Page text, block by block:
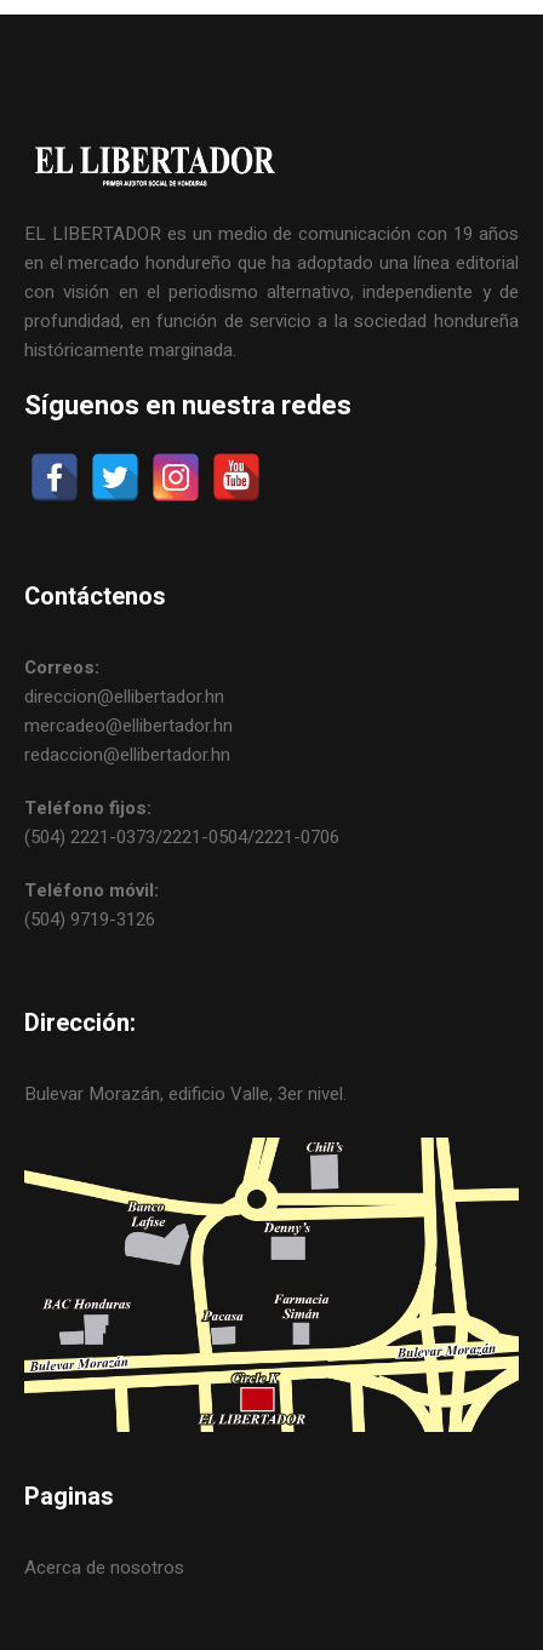
EL LIBERTADOR es un medio de comunicación con 19 años
en el mercado hondureño que ha adoptado una línea editorial
con visión en el periodismo alternativo, independiente y de
profundidad, en función de servicio a la sociedad hondureña
históricamente marginada.
Síguenos en nuestra redes
Contáctenos
Correos:
direccion@ellibertador.hn
mercadeo@ellibertador.hn
redaccion@ellibertador.hn
Teléfono fijos:
(504) 2221-0373/2221-0504/2221-0706
Teléfono móvil:
(504) 9719-3126
Dirección:
Bulevar Morazán, edificio Valle, 3er nivel.
Paginas
Acerca de nosotros